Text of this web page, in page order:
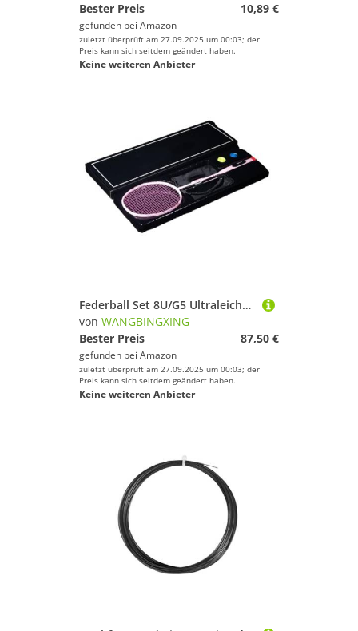
Bester Preis
10,89 €
gefunden bei Amazon
zuletzt überprüft am 27.09.2025 um 00:03; der
Preis kann sich seitdem geändert haben.
Keine weiteren Anbieter
Federball Set 8U/G5 Ultraleichter Badmintonschläger, maximal 30 Pfund, professionelle Kohlefaser (inkl. Tasche und Saite)(Pink)
von WANGBINGXING
Bester Preis
87,50 €
gefunden bei Amazon
zuletzt überprüft am 27.09.2025 um 00:03; der
Preis kann sich seitdem geändert haben.
Keine weiteren Anbieter